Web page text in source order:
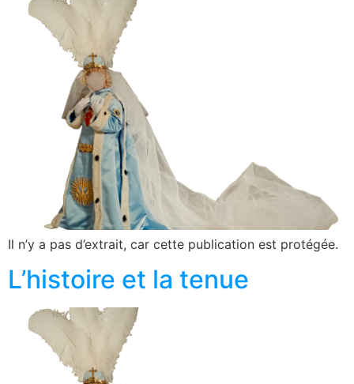
Il n’y a pas d’extrait, car cette publication est protégée.
L’histoire et la tenue